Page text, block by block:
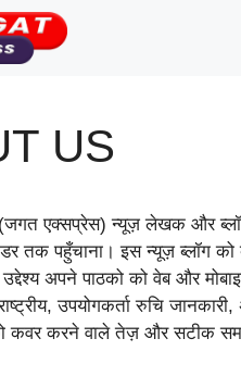
US
एक्सप्रेस) न्यूज़ लेखक और ब्लॉगर
तक पहुँचाना। इस न्यूज़ ब्लॉग
अपने पाठको को वेब और
उपयोगकर्ता रुचि
कवर करने वाले तेज़ और सटीक